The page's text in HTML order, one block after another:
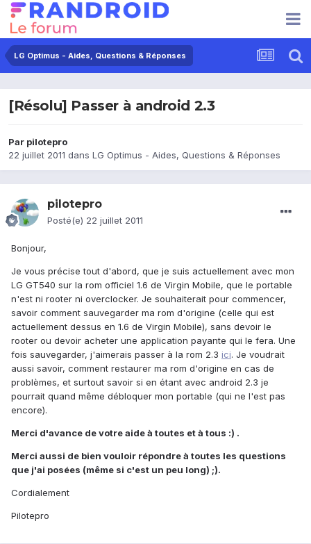
LG Optimus - Aides, Questions & Réponses
[Résolu] Passer à android 2.3
Par pilotepro
22 juillet 2011 dans LG Optimus - Aides, Questions & Réponses
pilotepro
Posté(e) 22 juillet 2011
Bonjour,
Je vous précise tout d'abord, que je suis actuellement avec mon
LG GT540 sur la rom officiel 1.6 de Virgin Mobile, que le portable
n'est ni rooter ni overclocker. Je souhaiterait pour commencer,
savoir comment sauvegarder ma rom d'origine (celle qui est
actuellement dessus en 1.6 de Virgin Mobile), sans devoir le
rooter ou devoir acheter une application payante qui le fera. Une
fois sauvegarder, j'aimerais passer à la rom 2.3 ici. Je voudrait
aussi savoir, comment restaurer ma rom d'origine en cas de
problèmes, et surtout savoir si en étant avec android 2.3 je
pourrait quand même débloquer mon portable (qui ne l'est pas
encore).
Merci d'avance de votre aide à toutes et à tous :) .
Merci aussi de bien vouloir répondre à toutes les questions
que j'ai posées (même si c'est un peu long) ;).
Cordialement
Pilotepro